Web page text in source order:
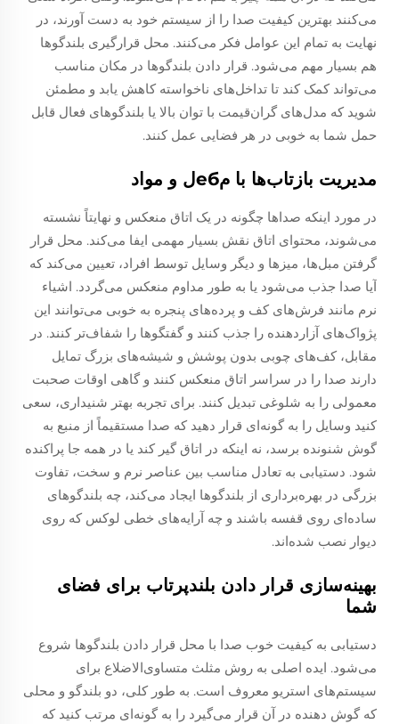
می‌کنند بهترین کیفیت صدا را از سیستم خود به دست آورند، در
نهایت به تمام این عوامل فکر می‌کنند. محل قرارگیری بلندگوها
هم بسیار مهم می‌شود. قرار دادن بلندگوها در مکان مناسب
می‌تواند کمک کند تا تداخل‌های ناخواسته کاهش یابد و مطمئن
شوید که مدل‌های گران‌قیمت با توان بالا یا بلندگوهای فعال قابل
حمل شما به خوبی در هر فضایی عمل کنند.
مدیریت بازتاب‌ها با مебل و مواد
در مورد اینکه صداها چگونه در یک اتاق منعکس و نهایتاً نشسته
می‌شوند، محتوای اتاق نقش بسیار مهمی ایفا می‌کند. محل قرار
گرفتن مبل‌ها، میزها و دیگر وسایل توسط افراد، تعیین می‌کند که
آیا صدا جذب می‌شود یا به طور مداوم منعکس می‌گردد. اشیاء
نرم مانند فرش‌های کف و پرده‌های پنجره به خوبی می‌توانند این
پژواک‌های آزاردهنده را جذب کنند و گفتگوها را شفاف‌تر کنند. در
مقابل، کف‌های چوبی بدون پوشش و شیشه‌های بزرگ تمایل
دارند صدا را در سراسر اتاق منعکس کنند و گاهی اوقات صحبت
معمولی را به شلوغی تبدیل کنند. برای تجربه بهتر شنیداری، سعی
کنید وسایل را به گونه‌ای قرار دهید که صدا مستقیماً از منبع به
گوش شنونده برسد، نه اینکه در اتاق گیر کند یا در همه جا پراکنده
شود. دستیابی به تعادل مناسب بین عناصر نرم و سخت، تفاوت
بزرگی در بهره‌برداری از بلندگوها ایجاد می‌کند، چه بلندگوهای
ساده‌ای روی قفسه باشند و چه آرایه‌های خطی لوکس که روی
دیوار نصب شده‌اند.
بهینه‌سازی قرار دادن بلندپرتاب برای فضای
شما
دستیابی به کیفیت خوب صدا با محل قرار دادن بلندگوها شروع
می‌شود. ایده اصلی به روش مثلث متساوی‌الاضلاع برای
سیستم‌های استریو معروف است. به طور کلی، دو بلندگو و محلی
که گوش دهنده در آن قرار می‌گیرد را به گونه‌ای مرتب کنید که